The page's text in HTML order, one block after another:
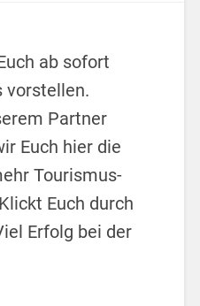
ab sofort
vorstellen.
Partner
Euch hier die
Tourismus-
Euch durch
Erfolg bei der